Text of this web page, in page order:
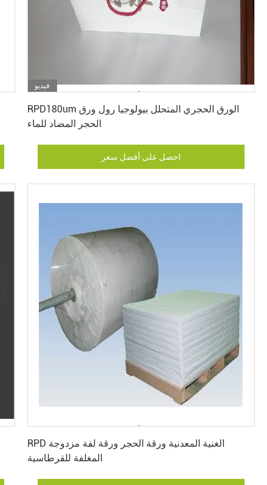
فيديو
RPD180um الورق الحجري المتحلل بيولوجيا رول ورق
الحجر المضاد للماء
احصل على أفضل سعر
RPD الغنية المعدنية ورقة الحجر ورقة لفة مزدوجة
المغلفة للقرطاسية